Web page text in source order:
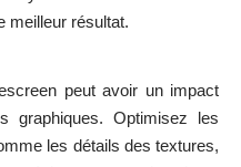
meilleur résultat.
peut avoir un impact
graphiques. Optimisez les
les détails des textures,